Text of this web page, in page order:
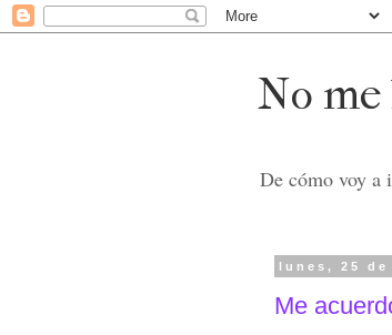
No
De cómo voy a
lunes, 25 de
Me